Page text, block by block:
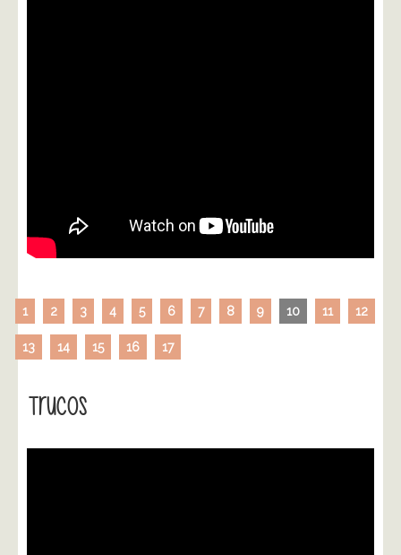
1 2 3 4 5 6 7 8 9 10 11 12
13 14 15 16 17
Trucos